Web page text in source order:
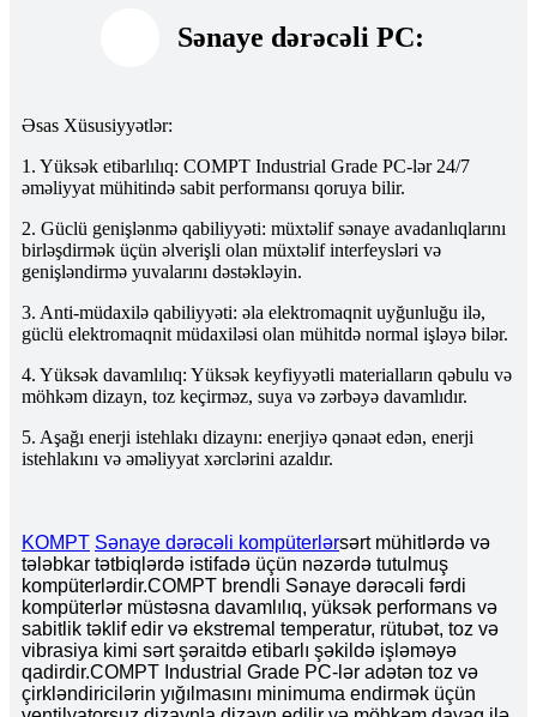
Sənaye dərəcəli PC:
Əsas Xüsusiyyətlər:
1. Yüksək etibarlılıq: COMPT Industrial Grade PC-lər 24/7
əməliyyat mühitində sabit performansı qoruya bilir.
2. Güclü genişlənmə qabiliyyəti: müxtəlif sənaye avadanlıqlarını
birləşdirmək üçün əlverişli olan müxtəlif interfeysləri və
genişləndirmə yuvalarını dəstəkləyin.
3. Anti-müdaxilə qabiliyyəti: əla elektromaqnit uyğunluğu ilə,
güclü elektromaqnit müdaxiləsi olan mühitdə normal işləyə bilər.
4. Yüksək davamlılıq: Yüksək keyfiyyətli materialların qəbulu və
möhkəm dizayn, toz keçirməz, suya və zərbəyə davamlıdır.
5. Aşağı enerji istehlakı dizaynı: enerjiyə qənaət edən, enerji
istehlakını və əməliyyat xərclərini azaldır.
KOMPT Sənaye dərəcəli kompüterlərsərt mühitlərdə və
tələbkar tətbiqlərdə istifadə üçün nəzərdə tutulmuş
kompüterlərdir.COMPT brendli Sənaye dərəcəli fərdi
kompüterlər müstəsna davamlılıq, yüksək performans və
sabitlik təklif edir və ekstremal temperatur, rütubət, toz və
vibrasiya kimi sərt şəraitdə etibarlı şəkildə işləməyə
qadirdir.COMPT Industrial Grade PC-lər adətən toz və
çirkləndiricilərin yığılmasını minimuma endirmək üçün